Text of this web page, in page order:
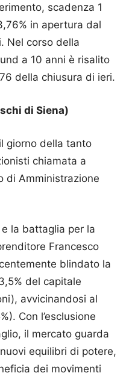
scadenza 1
in apertura dal
Nel corso della
a 10 anni è risalito
della chiusura di ieri.
di Siena)
giorno della tanto
chiamata a
di Amministrazione
la battaglia per la
Francesco
blindato la
del capitale
avvicinandosi al
Con l’esclusione
il mercato guarda
equilibri di potere,
dei movimenti